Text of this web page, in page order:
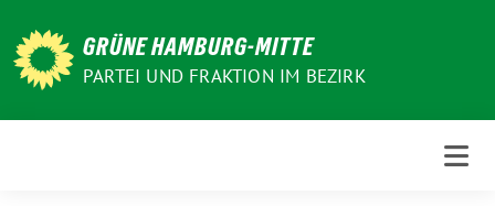
zum
Inhalt
GRÜNE HAMBURG-MITTE
PARTEI UND FRAKTION IM BEZIRK